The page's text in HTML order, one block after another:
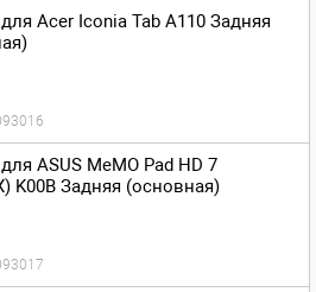
Acer Iconia Tab A110 Задняя
ASUS MeMO Pad HD 7
K00B Задняя (основная)